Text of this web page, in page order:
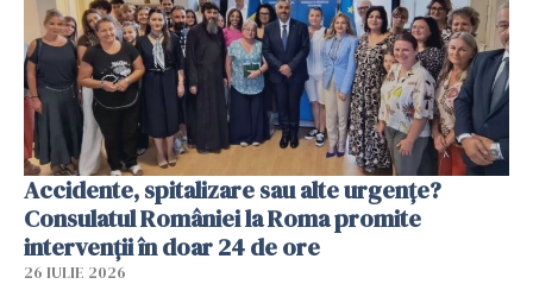
Accidente, spitalizare sau alte urgențe?
Consulatul României la Roma promite
intervenții în doar 24 de ore
26 IULIE 2026